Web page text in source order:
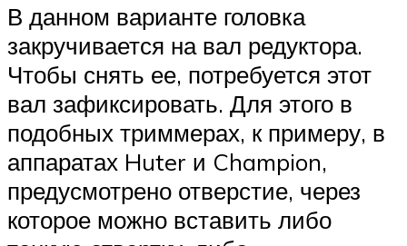
В данном варианте головка
закручивается на вал редуктора.
Чтобы снять ее, потребуется этот
вал зафиксировать. Для этого в
подобных триммерах, к примеру, в
аппаратах Huter и Champion,
предусмотрено отверстие, через
которое можно вставить либо